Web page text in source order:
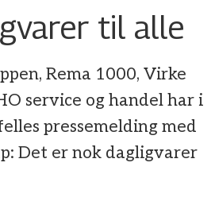
til alle
Rema 1000, Virke
service og handel har i
pressemelding med
Det er nok dagligvarer